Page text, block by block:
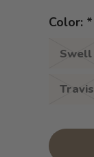
Color: *
Swell
Travis